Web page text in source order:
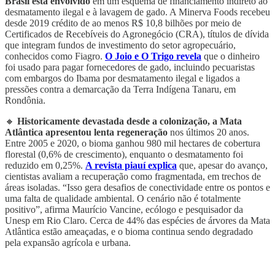
desmatamento ilegal e à lavagem de gado. A Minerva Foods recebeu
desde 2019 crédito de ao menos R$ 10,8 bilhões por meio de
Certificados de Recebíveis do Agronegócio (CRA), títulos de dívida
que integram fundos de investimento do setor agropecuário,
conhecidos como Fiagro. O Joio e O Trigo revela que o dinheiro
foi usado para pagar fornecedores de gado, incluindo pecuaristas
com embargos do Ibama por desmatamento ilegal e ligados a
pressões contra a demarcação da Terra Indígena Tanaru, em
Rondônia.
🔸 Historicamente devastada desde a colonização, a Mata
Atlântica apresentou lenta regeneração nos últimos 20 anos.
Entre 2005 e 2020, o bioma ganhou 980 mil hectares de cobertura
florestal (0,6% de crescimento), enquanto o desmatamento foi
reduzido em 0,25%. A revista piauí explica que, apesar do avanço,
cientistas avaliam a recuperação como fragmentada, em trechos de
áreas isoladas. “Isso gera desafios de conectividade entre os pontos e
uma falta de qualidade ambiental. O cenário não é totalmente
positivo”, afirma Maurício Vancine, ecólogo e pesquisador da
Unesp em Rio Claro. Cerca de 44% das espécies de árvores da Mata
Atlântica estão ameaçadas, e o bioma continua sendo degradado
pela expansão agrícola e urbana.